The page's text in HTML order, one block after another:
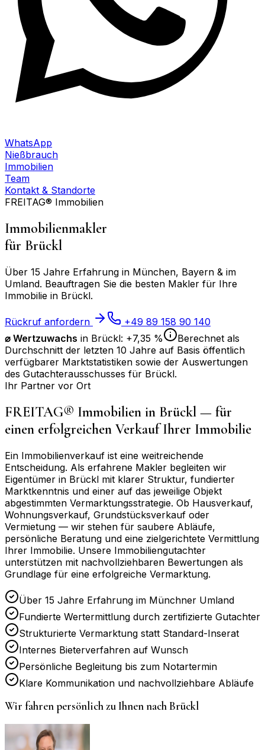
WhatsApp
Nießbrauch
Immobilien
Team
Kontakt & Standorte
FREITAG® Immobilien
Immobilienmakler
für Brückl
Über 15 Jahre Erfahrung in München, Bayern & im
Umland. Beauftragen Sie die besten Makler für Ihre
Immobilie in Brückl.
Rückruf anfordern
+49 89 158 90 140
⌀ Wertzuwachs in Brückl: +7,35 %
Berechnet als
Durchschnitt der letzten 10 Jahre auf Basis öffentlich
verfügbarer Marktstatistiken sowie der Auswertungen
des Gutachterausschusses für Brückl.
Ihr Partner vor Ort
FREITAG® Immobilien in Brückl — für
einen erfolgreichen Verkauf Ihrer Immobilie
Ein Immobilienverkauf ist eine weitreichende
Entscheidung. Als erfahrene Makler begleiten wir
Eigentümer in Brückl mit klarer Struktur, fundierter
Marktkenntnis und einer auf das jeweilige Objekt
abgestimmten Vermarktungsstrategie. Ob Hausverkauf,
Wohnungsverkauf, Grundstücksverkauf oder
Vermietung — wir stehen für saubere Abläufe,
persönliche Beratung und eine zielgerichtete Vermittlung
Ihrer Immobilie. Unsere Immobiliengutachter
unterstützen mit nachvollziehbaren Bewertungen als
Grundlage für eine erfolgreiche Vermarktung.
Über 15 Jahre Erfahrung im Münchner Umland
Fundierte Wertermittlung durch zertifizierte Gutachter
Strukturierte Vermarktung statt Standard-Inserat
Internes Bieterverfahren auf Wunsch
Persönliche Begleitung bis zum Notartermin
Klare Kommunikation und nachvollziehbare Abläufe
Wir fahren persönlich zu Ihnen nachBrückl